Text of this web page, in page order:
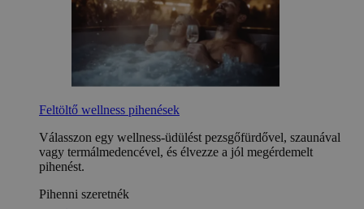
Feltöltő wellness pihenések
Válasszon egy wellness-üdülést pezsgőfürdővel, szaunával
vagy termálmedencével, és élvezze a jól megérdemelt
pihenést.
Pihenni szeretnék